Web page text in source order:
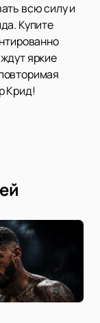
всю силу и
Купите
яркие
Крид!